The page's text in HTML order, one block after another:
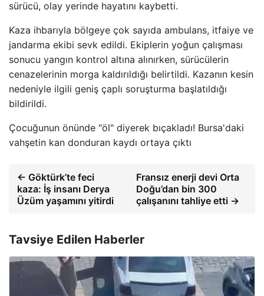
sürücü, olay yerinde hayatını kaybetti.
Kaza ihbarıyla bölgeye çok sayıda ambulans, itfaiye ve
jandarma ekibi sevk edildi. Ekiplerin yoğun çalışması
sonucu yangın kontrol altına alınırken, sürücülerin
cenazelerinin morga kaldırıldığı belirtildi. Kazanın kesin
nedeniyle ilgili geniş çaplı soruşturma başlatıldığı
bildirildi.
Çocuğunun önünde "öl" diyerek bıçakladı! Bursa'daki
vahşetin kan donduran kaydı ortaya çıktı
← Göktürk’te feci
kaza: İş insanı Derya
Üzüm yaşamını yitirdi
Fransız enerji devi Orta
Doğu’dan bin 300
çalışanını tahliye etti →
Tavsiye Edilen Haberler